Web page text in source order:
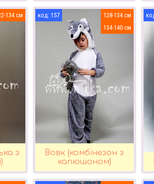
134
з
157
128-134
134-140
Вовк (комбінезон з
капюшоном)